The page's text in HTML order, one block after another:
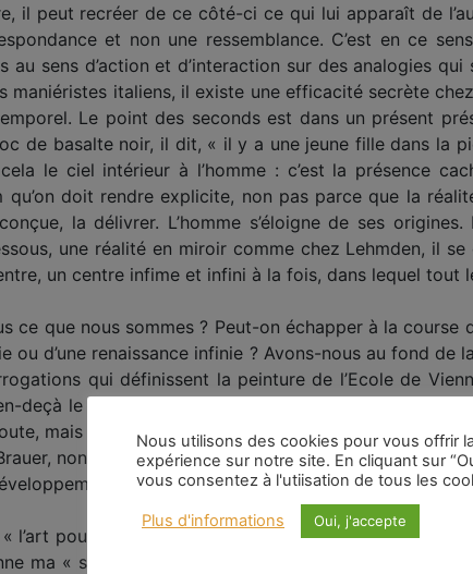
il peut recréer de ce côté-ci ce qui lui apparaît de
et non une ressemblance. C’est en ce
au sens d’action et d’interaction sur des analogies
maniéristes italiens, il existe une efficacité secrète
Le point des seconds est dans un présent
de basalte noir, il dit, « il y a une jeune fille dans la
le ciel intérieur à l’homme : c’est la présence
qu’on doit rendre explicite, non pas parce que la
la délivrer. L’homme s’éloigne de ses
une réalité en miroir comme chez Lehmden, il
un centre infime et infini à la fois, dans lequel tout
ce que nous sommes ? Peut-on échapper à la
ou d’une renaissance infinie ? Avons-nous au fond
qui définissent la peinture de l’Ecole de
deçà le monde fourmille de révélations, de paroles
mais Parole incarnée dans toutes les particules du
non seulement pour susciter des
nous devenons capables de peindre. »
l’art pour l’art » ou même d’un art métaphysique. La
ma « signature » si « ici » et « maintenant »
Nous utilisons des cookies pour vous offrir
expérience sur notre site. En cliquant sur
vous consentez à l'utiisation de tous les
Plus d'informations Oui, j'accepte